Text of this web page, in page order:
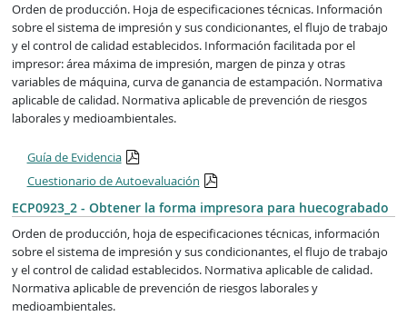
Orden de producción. Hoja de especificaciones técnicas. Información
sobre el sistema de impresión y sus condicionantes, el flujo de trabajo
y el control de calidad establecidos. Información facilitada por el
impresor: área máxima de impresión, margen de pinza y otras
variables de máquina, curva de ganancia de estampación. Normativa
aplicable de calidad. Normativa aplicable de prevención de riesgos
laborales y medioambientales.
Guía de Evidencia
Cuestionario de Autoevaluación
ECP0923_2 - Obtener la forma impresora para huecograbado
Orden de producción, hoja de especificaciones técnicas, información
sobre el sistema de impresión y sus condicionantes, el flujo de trabajo
y el control de calidad establecidos. Normativa aplicable de calidad.
Normativa aplicable de prevención de riesgos laborales y
medioambientales.